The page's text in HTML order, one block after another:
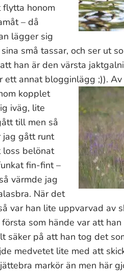
flytta honom
– då
lägger sig
små tassar, och ser ut
han är den värsta
ett annat blogginlägg ;)).
kopplet
iväg, lite
till men så
jag gått runt
loss belönat
fin-fint –
värmde jag
När det
var han lite uppvarvad av
som hände var att
säker på att han tog det
medvetet lite med att
markör än men här